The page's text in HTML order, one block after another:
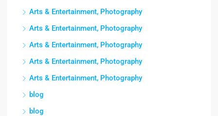
Arts & Entertainment, Photography
Arts & Entertainment, Photography
Arts & Entertainment, Photography
Arts & Entertainment, Photography
Arts & Entertainment, Photography
blog
blog